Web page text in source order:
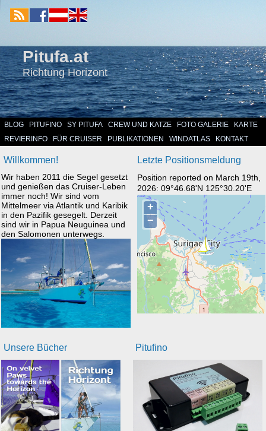
Pitufa.at
Richtung Horizont
BLOG PITUFINO SY PITUFA CREW UND KATZE FOTO GALERIE
KARTE
REVIERINFO
FÜR CRUISER PUBLIKATIONEN WINDATLAS KONTAKT
Willkommen!
Wir haben 2011 die Segel gesetzt
und genießen das Cruiser-Leben
immer noch! Wir sind vom
Mittelmeer via Atlantik und Karibik
in den Pazifik gesegelt. Derzeit
sind wir in Papua Neuguinea und
den Salomonen unterwegs.
Letzte Positionsmeldung
Position reported on March 19th,
2026: 09°46.68'N 125°30.20'E
Unsere Bücher Pitufino